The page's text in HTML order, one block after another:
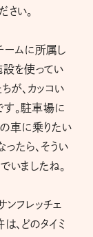
い。
ームに所属し
設を使ってい
が、カッコい
。駐車場に
車に乗りたい
たら、そうい
いましたね。
フレッチェ
、どのタイミ